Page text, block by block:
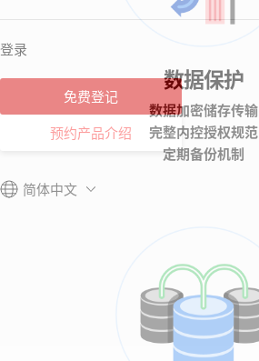
登录
免费登记
预约产品介绍
简体中文
数据保护
数据加密储存传输
完整内控授权规范
定期备份机制